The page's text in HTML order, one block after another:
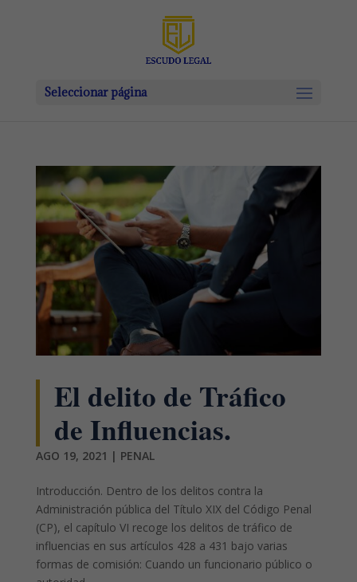
Seleccionar página
El delito de Tráfico
de Influencias.
AGO 19, 2021 | PENAL
Introducción. Dentro de los delitos contra la
Administración pública del Título XIX del Código Penal
(CP), el capítulo VI recoge los delitos de tráfico de
influencias en sus artículos 428 a 431 bajo varias
formas de comisión: Cuando un funcionario público o